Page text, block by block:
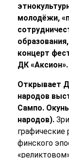
молодёжи,
концерт
ДК «Аксион».
Открывает
народов
Сампо.
народов).
графические
финского